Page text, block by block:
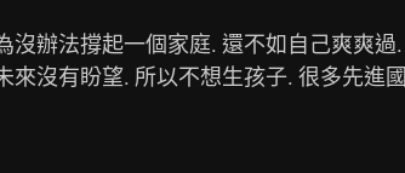
沒辦法撐起一個家庭. 還不如自己爽爽過.
沒有盼望. 所以不想生孩子. 很多先進國